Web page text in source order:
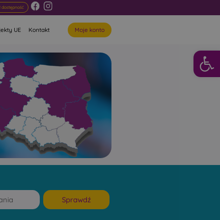
dostępność
UE Kontakt Moje konto